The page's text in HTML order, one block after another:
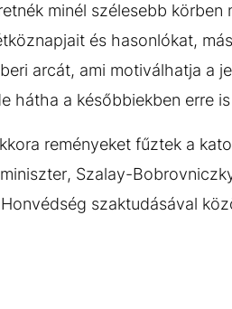
minél szélesebb körben
és hasonlókat,
arcát, ami motiválhatja a
hátha a későbbiekben erre
reményeket fűztek a
Szalay-
szaktudásával